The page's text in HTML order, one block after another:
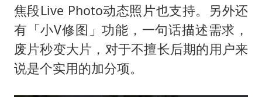
焦段Live Photo动态照片也支持。另外还
有「小V修图」功能，一句话描述需求，
废片秒变大片，对于不擅长后期的用户来
说是个实用的加分项。